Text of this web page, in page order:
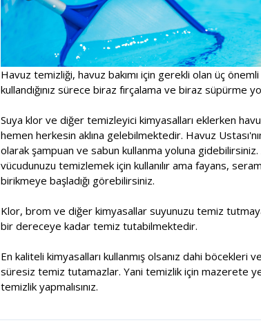
Havuz temizliği, havuz bakımı için gerekli olan üç
kullandığınız sürece biraz fırçalama ve biraz süpürme
Suya klor ve diğer temizleyici kimyasalları eklerken
hemen herkesin aklına gelebilmektedir. Havuz
olarak şampuan ve sabun kullanma yoluna gidebilirsiniz.
vücudunuzu temizlemek için kullanılır ama fayans,
birikmeye başladığı görebilirsiniz.
Klor, brom ve diğer kimyasallar suyunuzu temiz
bir dereceye kadar temiz tutabilmektedir.
En kaliteli kimyasalları kullanmış olsanız dahi böcekleri
süresiz temiz tutamazlar. Yani temizlik için mazerete
temizlik yapmalısınız.